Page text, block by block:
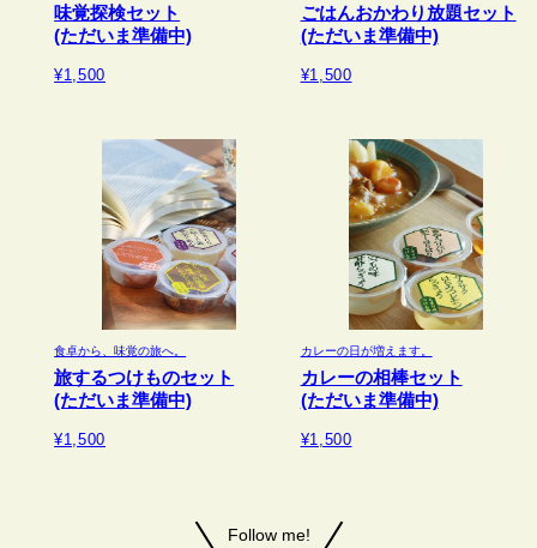
味覚探検セット
(ただいま準備中)
¥1,500
ごはんおかわり放題セット
(ただいま準備中)
¥1,500
食卓から、味覚の旅へ。
旅するつけものセット
(ただいま準備中)
¥1,500
カレーの日が増えます。
カレーの相棒セット
(ただいま準備中)
¥1,500
Follow me!